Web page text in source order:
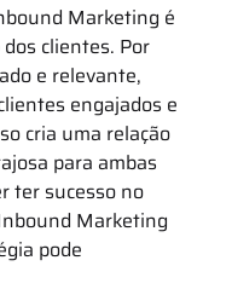
Marketing é
clientes. Por
e relevante,
engajados e
cria uma relação
para ambas
ter sucesso no
Marketing
pode